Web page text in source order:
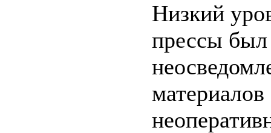
Низкий
прессы был